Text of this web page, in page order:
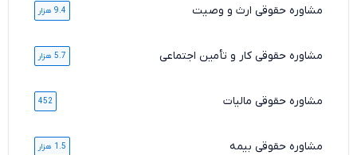
مشاوره حقوقی ارث و وصیت 9.4 هزار
مشاوره حقوقی کار و تأمین اجتماعی 5.7 هزار
مشاوره حقوقی مالیات 452
مشاوره حقوقی بیمه 1.5 هزار